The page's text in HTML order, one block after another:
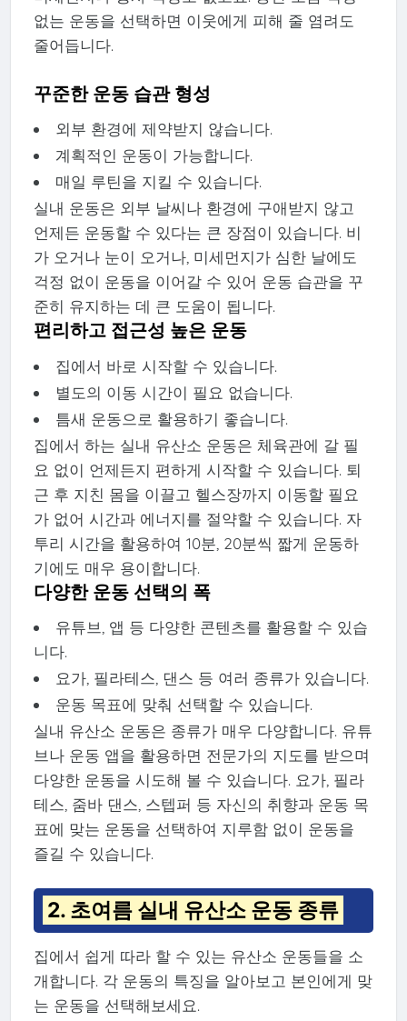
없는 운동을 선택하면 이웃에게 피해 줄 염려도
줄어듭니다.
꾸준한 운동 습관 형성
외부 환경에 제약받지 않습니다.
계획적인 운동이 가능합니다.
매일 루틴을 지킬 수 있습니다.
실내 운동은 외부 날씨나 환경에 구애받지 않고
언제든 운동할 수 있다는 큰 장점이 있습니다. 비
가 오거나 눈이 오거나, 미세먼지가 심한 날에도
걱정 없이 운동을 이어갈 수 있어 운동 습관을 꾸
준히 유지하는 데 큰 도움이 됩니다.
편리하고 접근성 높은 운동
집에서 바로 시작할 수 있습니다.
별도의 이동 시간이 필요 없습니다.
틈새 운동으로 활용하기 좋습니다.
집에서 하는 실내 유산소 운동은 체육관에 갈 필
요 없이 언제든지 편하게 시작할 수 있습니다. 퇴
근 후 지친 몸을 이끌고 헬스장까지 이동할 필요
가 없어 시간과 에너지를 절약할 수 있습니다. 자
투리 시간을 활용하여 10분, 20분씩 짧게 운동하
기에도 매우 용이합니다.
다양한 운동 선택의 폭
유튜브, 앱 등 다양한 콘텐츠를 활용할 수 있습
니다.
요가, 필라테스, 댄스 등 여러 종류가 있습니다.
운동 목표에 맞춰 선택할 수 있습니다.
실내 유산소 운동은 종류가 매우 다양합니다. 유튜
브나 운동 앱을 활용하면 전문가의 지도를 받으며
다양한 운동을 시도해 볼 수 있습니다. 요가, 필라
테스, 줌바 댄스, 스텝퍼 등 자신의 취향과 운동 목
표에 맞는 운동을 선택하여 지루함 없이 운동을
즐길 수 있습니다.
2. 초여름 실내 유산소 운동 종류
집에서 쉽게 따라 할 수 있는 유산소 운동들을 소
개합니다. 각 운동의 특징을 알아보고 본인에게 맞
는 운동을 선택해보세요.